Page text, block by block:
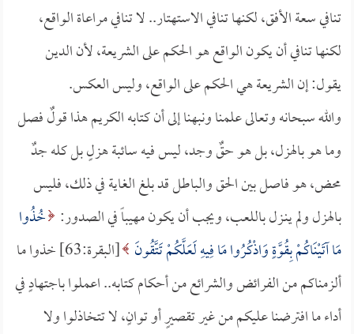
تنافي سعة الأفق، لكنها تنافي الاستهتار.. لا تنافي مراعاة الواقع،
لكنها تنافي أن يكون الواقع هو الحكم على الشريعة، لأن الدين
يقول: إن الشريعة هي الحكم على الواقع، وليس العكس.
والله سبحانه وتعالى علمنا ونبهنا إلى أن كتابه الكريم هذا قولٌ فصل
وما هو بالهزل، بل هو حقٌ وجد، ليس فيه سائبة هزلٍ بل كله جدٌ
محض، هو فاصل بين الحق والباطل قد بلغ الغاية في ذلك، فليس
بالهزل ولم ينـزل باللعب، ويجب أن يكون مهيباً في الصدور: خُذُوا
مَا آتَيْنَاكُمْ بِقُوَّةٍ وَاذْكُرُوا مَا فِيهِ لَعَلَّكُمْ تَتَّقُونَ
[البقرة:63] خذوا ما
ألزمناكم من الفرائض والشرائع من أحكام كتابه.. اعملوا باجتهادٍ في
أداء ما افترضنا عليكم من غير تقصيرٍ أو توانٍ، لا تتخاذلوا ولا